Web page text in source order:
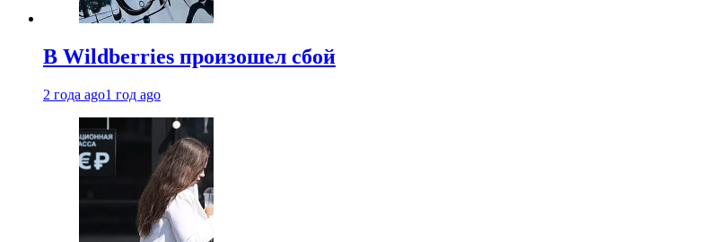
В Wildberries произошел сбой
2 года ago1 год ago